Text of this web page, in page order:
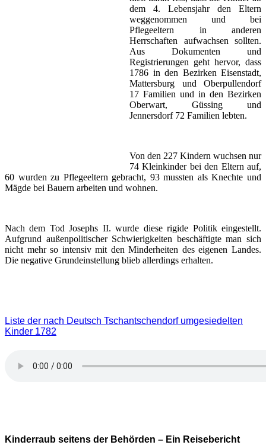
dem 4. Lebensjahr den Eltern
weggenommen und bei
Pflegeeltern in anderen
Herrschaften aufwachsen sollten.
Aus Dokumenten und
Registrierungen geht hervor, dass
1786 in den Bezirken Eisenstadt,
Mattersburg und Oberpullendorf
17 Familien und in den Bezirken
Oberwart, Güssing und
Jennersdorf 72 Familien lebten.
Von den 227 Kindern wuchsen nur
74 Kleinkinder bei den Eltern auf,
60 wurden zu Pflegeeltern gebracht, 93 mussten als Knechte und
Mägde bei Bauern arbeiten und wohnen.
Nach dem Tod Josephs II. wurde diese rigide Politik eingestellt.
Aufgrund außenpolitischer Schwierigkeiten beschäftigte man sich
nicht mehr so intensiv mit den Minderheiten des eigenen Landes.
Die negative Grundeinstellung blieb allerdings erhalten.
Liste der nach Deutsch Tschantschendorf umgesiedelten
Kinder 1782
Kinderraub seitens der Behörden – Ein Reisebericht